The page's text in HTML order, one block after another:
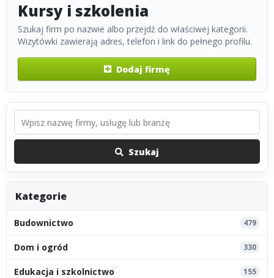
Kursy i szkolenia
Szukaj firm po nazwie albo przejdź do właściwej kategorii.
Wizytówki zawierają adres, telefon i link do pełnego profilu.
Dodaj firmę
Szukaj
Kategorie
Budownictwo 479
Dom i ogród 330
Edukacja i szkolnictwo 155